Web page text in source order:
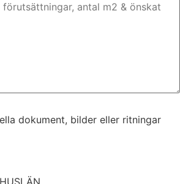
dokument, bilder eller ritningar